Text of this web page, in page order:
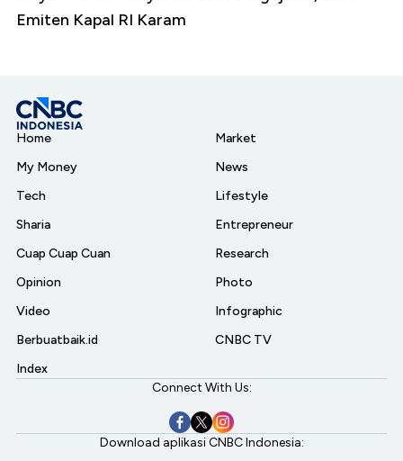
Emiten Kapal RI Karam
Home
My Money
Tech
Sharia
Cuap Cuap Cuan
Opinion
Video
Berbuatbaik.id
Index
Market
News
Lifestyle
Entrepreneur
Research
Photo
Infographic
CNBC TV
Connect With Us:
Download aplikasi CNBC Indonesia: